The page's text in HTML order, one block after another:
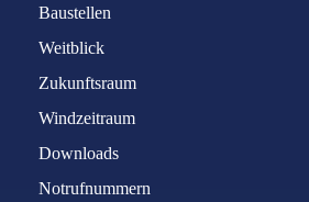
Baustellen
Weitblick
Zukunftsraum
Windzeitraum
Downloads
Notrufnummern